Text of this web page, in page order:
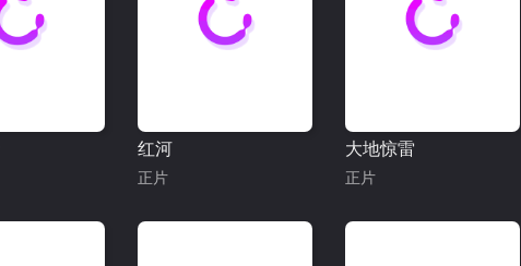
红河
正片
大地惊雷
正片